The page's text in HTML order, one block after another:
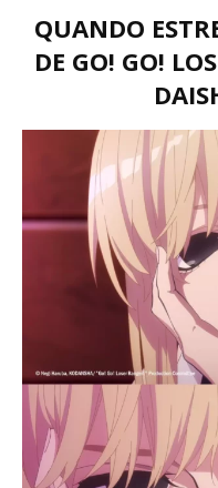
QUANDO
DE GO! GO!